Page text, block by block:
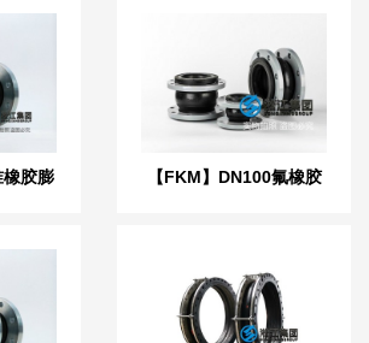
胶膨
【FKM】DN100氟橡胶